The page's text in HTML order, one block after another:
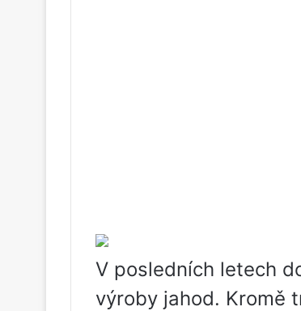
V posledních letech
výroby jahod. Kromě